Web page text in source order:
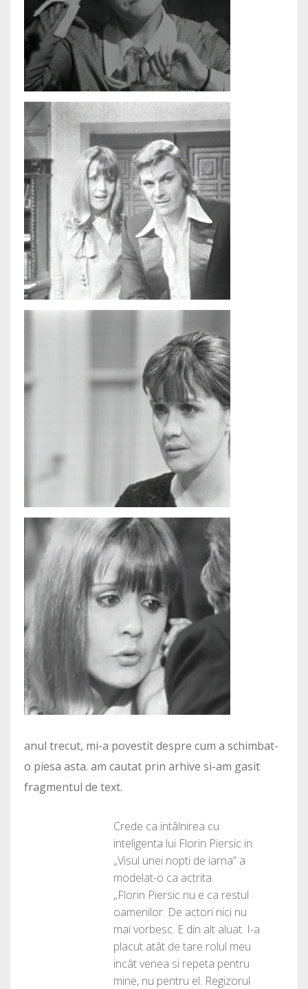
anul trecut, mi-a povestit despre cum a schimbat-
o piesa asta. am cautat prin arhive si-am gasit
fragmentul de text.
Crede ca intâlnirea cu
inteligenta lui Florin Piersic in
„Visul unei nopti de iarna” a
modelat-o ca actrita.
„Florin Piersic nu e ca restul
oamenilor. De actori nici nu
mai vorbesc. E din alt aluat. I-a
placut atât de tare rolul meu
incât venea si repeta pentru
mine, nu pentru el. Regizorul